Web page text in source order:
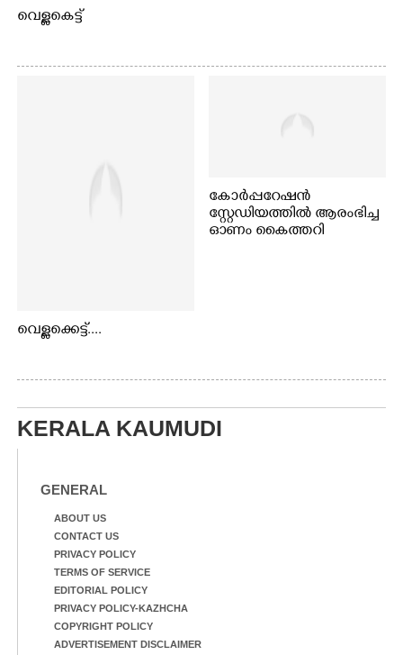
വെള്ളകെട്ട്
വെള്ളക്കെട്ട്....
കോർപ്പറേഷൻ
സ്റ്റേഡിയത്തിൽ ആരംഭിച്ച
ഓണം കൈത്തറി
KERALA KAUMUDI
GENERAL
ABOUT US
CONTACT US
PRIVACY POLICY
TERMS OF SERVICE
EDITORIAL POLICY
PRIVACY POLICY-KAZHCHA
COPYRIGHT POLICY
ADVERTISEMENT DISCLAIMER